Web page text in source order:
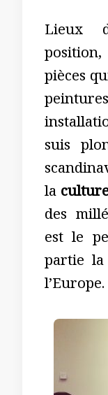
Lieux
position,
pièces
suis
la
des
est le
partie
l’Europe.